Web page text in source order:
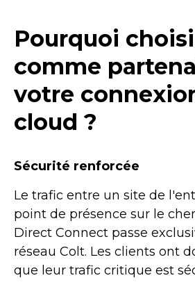
Pourquoi
comme
votre
cloud ?
Sécurité renforcée
Le trafic entre un site de
point de présence sur le
Direct Connect passe
réseau Colt. Les clients ont
que leur trafic critique est